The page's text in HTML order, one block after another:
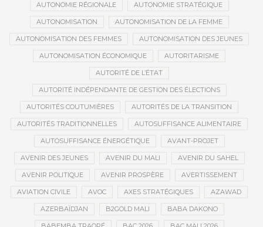
AUTONOMIE RÉGIONALE AUTONOMIE STRATÉGIQUE
AUTONOMISATION AUTONOMISATION DE LA FEMME
AUTONOMISATION DES FEMMES AUTONOMISATION DES JEUNES
AUTONOMISATION ÉCONOMIQUE AUTORITARISME
AUTORITÉ DE L’ÉTAT
AUTORITÉ INDÉPENDANTE DE GESTION DES ÉLECTIONS
AUTORITÉS COUTUMIÈRES AUTORITÉS DE LA TRANSITION
AUTORITÉS TRADITIONNELLES AUTOSUFFISANCE ALIMENTAIRE
AUTOSUFFISANCE ÉNERGÉTIQUE AVANT-PROJET
AVENIR DES JEUNES AVENIR DU MALI AVENIR DU SAHEL
AVENIR POLITIQUE AVENIR PROSPÈRE AVERTISSEMENT
AVIATION CIVILE AVOC AXES STRATÉGIQUES AZAWAD
AZERBAÏDJAN B2GOLD MALI BABA DAKONO